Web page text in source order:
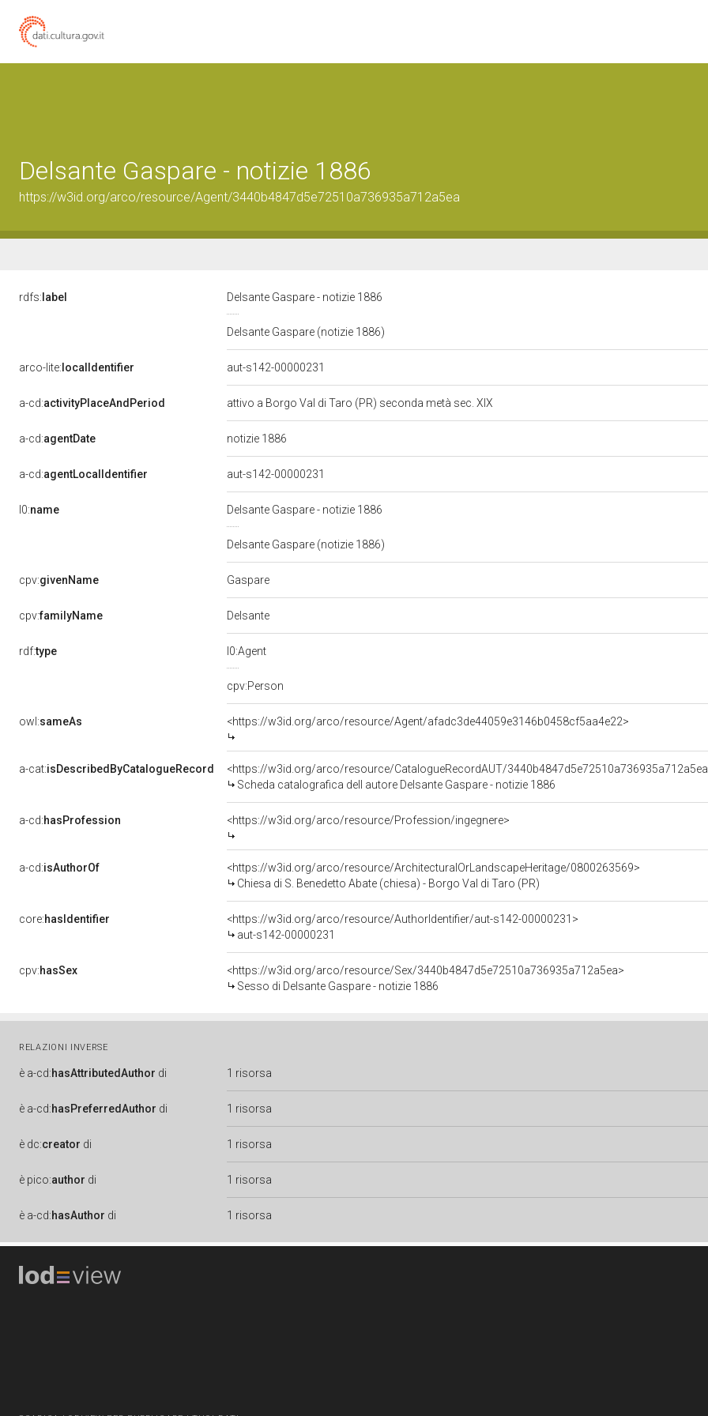
Delsante Gaspare - notizie 1886
https://w3id.org/arco/resource/Agent/3440b4847d5e72510a736935a712a5ea
rdfs: label Delsante Gaspare - notizie 1886
Delsante Gaspare (notizie 1886)
arco-lite: localIdentifier aut-s142-00000231
a-cd:activityPlaceAndPeriod attivo a Borgo Val di Taro (PR) seconda metà sec. XIX
a-cd:agentDate notizie 1886
a-cd:agentLocalIdentifier aut-s142-00000231
l0:name Delsante Gaspare - notizie 1886
Delsante Gaspare (notizie 1886)
cpv:givenName Gaspare
cpv:familyName Delsante
rdf:type l0:Agent
cpv:Person
owl:sameAs <https://w3id.org/arco/resource/Agent/afadc3de44059e3146b0458cf5aa4e22>
a-cat:isDescribedByCatalogueRecord
<https://w3id.org/arco/resource/CatalogueRecordAUT/
Scheda catalografica dell autore Delsante Gaspare - notizie 1886
a-cd:hasProfession <https://w3id.org/arco/resource/Profession/ingegnere>
a-cd:isAuthorOf
<https://w3id.org/arco/resource/ArchitecturalOrLandscapeHeritage/0800263569>
Chiesa di S. Benedetto Abate (chiesa) - Borgo Val di Taro (PR)
core:hasIdentifier
<https://w3id.org/arco/resource/AuthorIdentifier/aut-s142-00000231>
aut-s142-00000231
cpv:hasSex
<https://w3id.org/arco/resource/Sex/3440b4847d5e72510a736935a712a5ea>
Sesso di Delsante Gaspare - notizie 1886
RELAZIONI INVERSE
è a-cd:hasAttributedAuthor di 1 risorsa
è a-cd:hasPreferredAuthor di 1 risorsa
è dc:creator di 1 risorsa
è pico:author di 1 risorsa
è a-cd:hasAuthor di 1 risorsa